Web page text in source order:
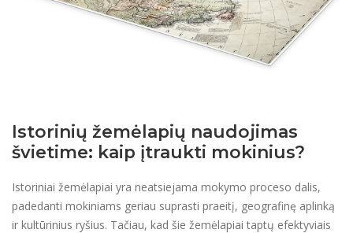
Istorinių žemėlapių naudojimas
švietime: kaip įtraukti mokinius?
Istoriniai žemėlapiai yra neatsiejama mokymo proceso dalis,
padedanti mokiniams geriau suprasti praeitį, geografinę aplinką
ir kultūrinius ryšius. Tačiau, kad šie žemėlapiai taptų efektyviais